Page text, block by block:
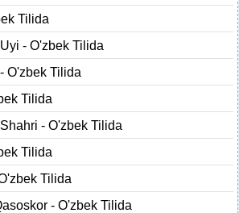
Tilida
- O'zbek Tilida
O'zbek Tilida
Tilida
- O'zbek Tilida
Tilida
Tilida
- O'zbek Tilida